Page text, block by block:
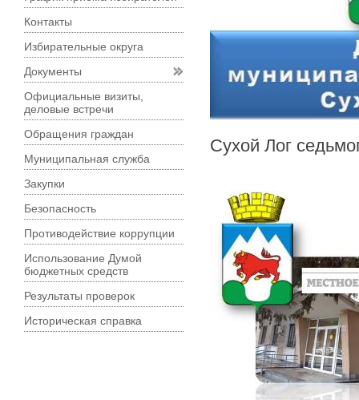
Сухой Лог
Контакты
Избирательные округа
Документы
Официальные визиты,
деловые встречи
Обращения граждан
Муниципальная служба
Закупки
Безопасность
Противодействие коррупции
Использование Думой
бюджетных средств
Результаты проверок
Историческая справка